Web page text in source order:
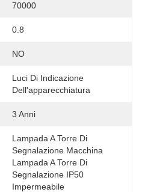
70000
0.8
NO
Luci Di Indicazione
Dell'apparecchiatura
3 Anni
Lampada A Torre Di
Segnalazione Macchina
Lampada A Torre Di
Segnalazione IP50
Impermeabile